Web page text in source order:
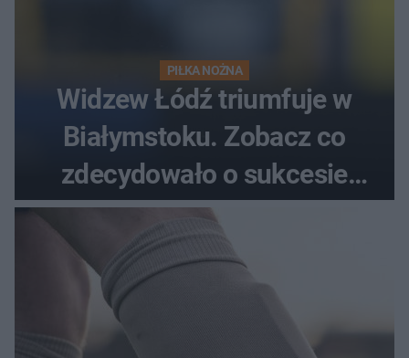
PIŁKA NOŻNA
Widzew Łódź triumfuje w
Białymstoku. Zobacz co
zdecydowało o sukcesie
gości